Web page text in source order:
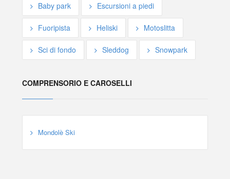
Baby park Escursioni a piedi
Fuoripista Heliski Motoslitta
Sci di fondo Sleddog Snowpark
COMPRENSORIO E CAROSELLI
Mondolè Ski